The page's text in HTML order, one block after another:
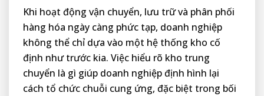
Khi hoạt động vận chuyển, lưu trữ và phân phối
hàng hóa ngày càng phức tạp, doanh nghiệp
không thể chỉ dựa vào một hệ thống kho cố
định như trước kia. Việc hiểu rõ kho trung
chuyển là gì giúp doanh nghiệp định hình lại
cách tổ chức chuỗi cung ứng, đặc biệt trong bối